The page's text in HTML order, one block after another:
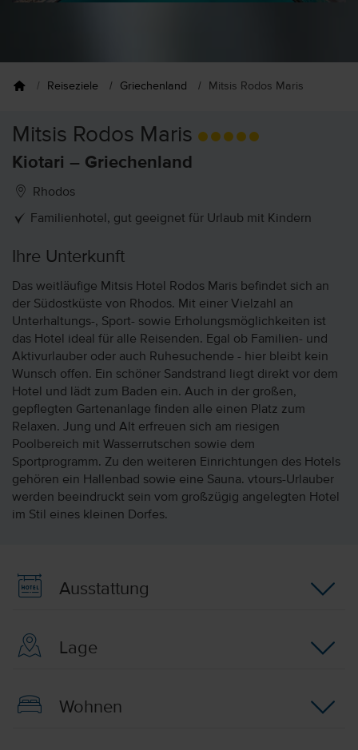
Reiseziele Griechenland Mitsis Rodos Maris
Mitsis Rodos Maris
Kiotari – Griechenland
Rhodos
Familienhotel, gut geeignet für Urlaub mit Kindern
Ihre Unterkunft
Das weitläufige Mitsis Hotel Rodos Maris befindet sich an
der Südostküste von Rhodos. Mit einer Vielzahl an
Unterhaltungs-, Sport- sowie Erholungsmöglichkeiten ist
das Hotel ideal für alle Reisenden. Egal ob Familien- und
Aktivurlauber oder auch Ruhesuchende - hier bleibt kein
Wunsch offen. Ein schöner Sandstrand liegt direkt vor dem
Hotel und lädt zum Baden ein. Auch in der großen,
gepflegten Gartenanlage finden alle einen Platz zum
Relaxen. Jung und Alt erfreuen sich am riesigen
Poolbereich mit Wasserrutschen sowie dem
Sportprogramm. Zu den weiteren Einrichtungen des Hotels
gehören ein Hallenbad sowie eine Sauna. vtours-Urlauber
werden beeindruckt sein vom großzügig angelegten Hotel
im Stil eines kleinen Dorfes.
Ausstattung
Lage
Wohnen